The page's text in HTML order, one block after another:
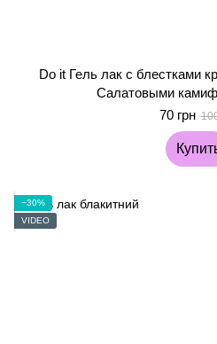
Do it Гель лак с блестками
Салатовыми
70 грн
−30%
VIDEO